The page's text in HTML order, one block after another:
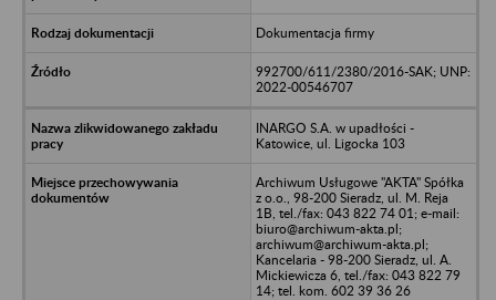
Dokumentacja firmy
992700/611/2380/2016-SAK; UNP:
2022-00546707
INARGO S.A. w upadłości -
Katowice, ul. Ligocka 103
Archiwum Usługowe "AKTA" Spółka
z o.o., 98-200 Sieradz, ul. M. Reja
1B, tel./fax: 043 822 74 01; e-mail:
biuro@archiwum-akta.pl;
archiwum@archiwum-akta.pl;
Kancelaria - 98-200 Sieradz, ul. A.
Mickiewicza 6, tel./fax: 043 822 79
14; tel. kom. 602 39 36 26